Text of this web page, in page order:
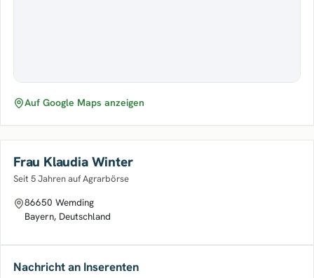
Auf Google Maps anzeigen
Frau Klaudia Winter
Seit 5 Jahren auf Agrarbörse
86650 Wemding
Bayern, Deutschland
Nachricht an Inserenten